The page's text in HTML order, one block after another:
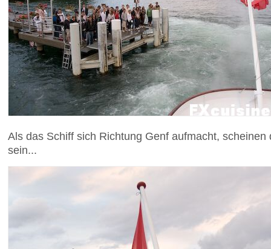
Als das Schiff sich Richtung Genf aufmacht,
sein...